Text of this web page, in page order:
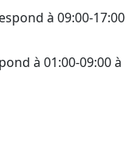
à 09:00-17:00
à 01:00-09:00 à